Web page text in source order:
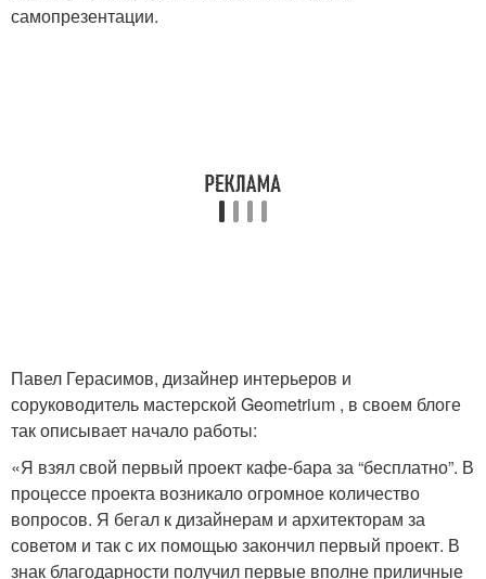
самопрезентации.
Павел Герасимов, дизайнер интерьеров и
соруководитель мастерской Geometrium , в своем блоге
так описывает начало работы:
«Я взял свой первый проект кафе-бара за “бесплатно”. В
процессе проекта возникало огромное количество
вопросов. Я бегал к дизайнерам и архитекторам за
советом и так с их помощью закончил первый проект. В
знак благодарности получил первые вполне приличные